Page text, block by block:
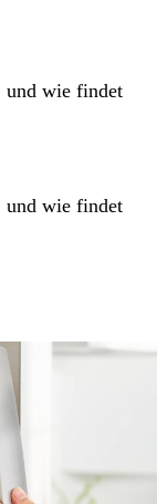
und wie findet
und wie findet